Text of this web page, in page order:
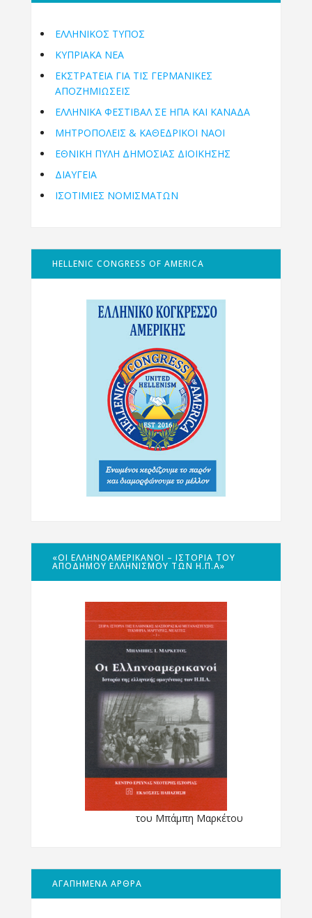
ΕΛΛΗΝΙΚΟΣ ΤΥΠΟΣ
ΚΥΠΡΙΑΚΑ ΝΕΑ
ΕΚΣΤΡΑΤΕΙΑ ΓΙΑ ΤΙΣ ΓΕΡΜΑΝΙΚΕΣ
ΑΠΟΖΗΜΙΩΣΕΙΣ
ΕΛΛΗΝΙΚΆ ΦΕΣΤΙΒΆΛ ΣΕ ΗΠΑ ΚΑΙ ΚΑΝΑΔΑ
ΜΗΤΡΟΠΌΛΕΙΣ & ΚΑΘΕΔΡΙΚΟΊ ΝΑΟΊ
ΕΘΝΙΚΉ ΠΎΛΗ ΔΗΜΌΣΙΑΣ ΔΙΟΊΚΗΣΗΣ
ΔΙΑΥΓΕΙΑ
ΙΣΟΤΙΜΙΕΣ ΝΟΜΙΣΜΑΤΩΝ
HELLENIC CONGRESS OF AMERICA
«ΟΙ ΕΛΛΗΝΟΑΜΕΡΙΚΑΝΟΊ – ΙΣΤΟΡΊΑ ΤΟΥ
ΑΠΌΔΗΜΟΥ ΕΛΛΗΝΙΣΜΟΎ ΤΩΝ Η.Π.Α»
του Μπάμπη Μαρκέτου
ΑΓΑΠΗΜΕΝΑ ΑΡΘΡΑ